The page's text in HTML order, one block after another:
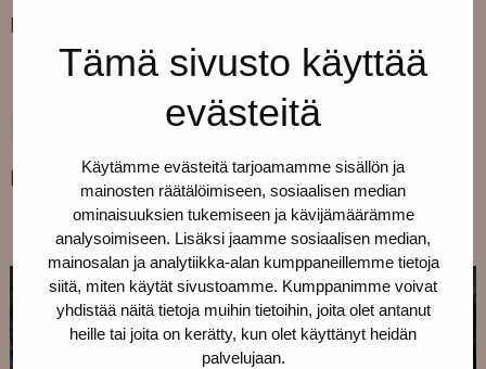
Tämä sivusto käyttää
evästeitä
Käytämme evästeitä tarjoamamme sisällön ja
mainosten räätälöimiseen, sosiaalisen median
ominaisuuksien tukemiseen ja kävijämäärämme
analysoimiseen. Lisäksi jaamme sosiaalisen median,
mainosalan ja analytiikka-alan kumppaneillemme tietoja
siitä, miten käytät sivustoamme. Kumppanimme voivat
yhdistää näitä tietoja muihin tietoihin, joita olet antanut
heille tai joita on kerätty, kun olet käyttänyt heidän
palvelujaan.
Pro-tukipisteen kesäaikataulut